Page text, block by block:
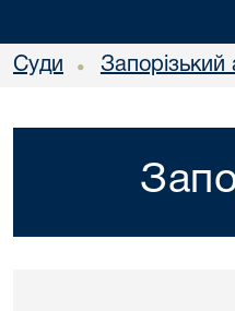
Суди • Запорізький